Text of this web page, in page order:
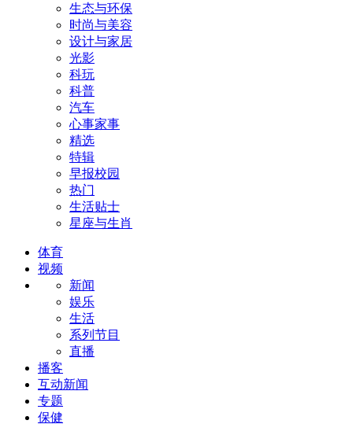
生态与环保
时尚与美容
设计与家居
光影
科玩
科普
汽车
心事家事
精选
特辑
早报校园
热门
生活贴士
星座与生肖
体育
视频
新闻
娱乐
生活
系列节目
直播
播客
互动新闻
专题
保健